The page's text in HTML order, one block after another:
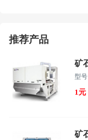
年荣获“中国粮机十佳
推荐产品
矿
型
1元
矿